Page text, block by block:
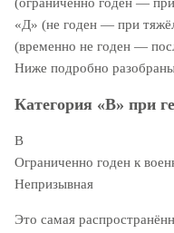
(ограниченно годен —
«Д» (не годен — при
(временно не годен —
Ниже подробно
Категория «В» при
В
Ограниченно годен к
Непризывная
Это самая